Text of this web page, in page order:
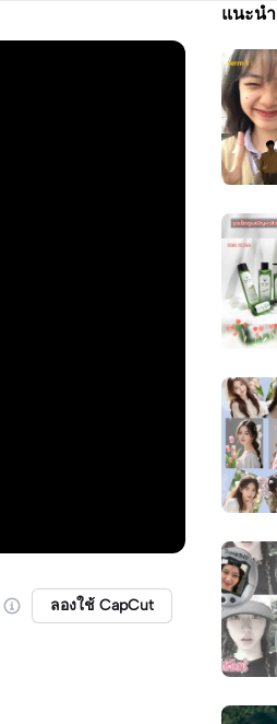
ลองใช้ CapCut
แนะนำ